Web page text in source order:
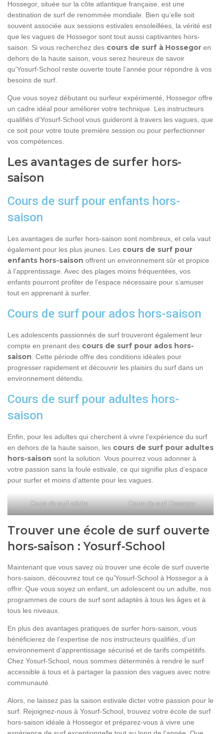
Hossegor, située sur la côte atlantique française, est une
destination de surf de renommée mondiale. Bien qu’elle soit
souvent associée aux sessions estivales ensoleillées, la vérité est
que les vagues de Hossegor sont tout aussi captivantes hors-
saison. Si vous recherchez des cours de surf à Hossegor en
dehors de la haute saison, vous serez heureux de savoir
qu’Yosurf-School reste ouverte toute l’année pour répondre à vos
besoins de surf.
Que vous soyez débutant ou surfeur expérimenté, Hossegor offre
un cadre idéal pour améliorer votre technique. Les instructeurs
qualifiés d’Yosurf-School vous guideront à travers les vagues, que
ce soit pour votre toute première session ou pour perfectionner
vos compétences.
Les avantages de surfer hors-
saison
Cours de surf pour enfants hors-
saison
Les avantages de surfer hors-saison sont nombreux, et cela vaut
également pour les plus jeunes. Les cours de surf pour
enfants hors-saison offrent un environnement sûr et propice
à l’apprentissage. Avec des plages moins fréquentées, vos
enfants pourront profiter de l’espace nécessaire pour s’amuser
tout en apprenant à surfer.
Cours de surf pour ados hors-saison
Les adolescents passionnés de surf trouveront également leur
compte en prenant des cours de surf pour ados hors-
saison . Cette période offre des conditions idéales pour
progresser rapidement et découvrir les plaisirs du surf dans un
environnement détendu.
Cours de surf pour adultes hors-
saison
Enfin, pour les adultes qui cherchent à vivre l’expérience du surf
en dehors de la haute saison, les cours de surf pour adultes
hors-saison sont la solution. Vous pourrez vous adonner à
votre passion sans la foule estivale, ce qui signifie plus d’espace
pour surfer et moins d’attente pour les vagues.
Cours de surf adulte Cours de surf Hossegor
Trouver une école de surf ouverte
hors-saison : Yosurf-School
Maintenant que vous savez où trouver une école de surf ouverte
hors-saison, découvrez tout ce qu’Yosurf-School à Hossegor a à
offrir. Que vous soyez un enfant, un adolescent ou un adulte, nos
programmes de cours de surf sont adaptés à tous les âges et à
tous les niveaux.
En plus des avantages pratiques de surfer hors-saison, vous
bénéficierez de l’expertise de nos instructeurs qualifiés, d’un
environnement d’apprentissage sécurisé et de tarifs compétitifs.
Chez Yosurf-School, nous sommes déterminés à rendre le surf
accessible à tous et à partager la passion des vagues avec notre
communauté.
Alors, ne laissez pas la saison estivale dicter votre passion pour le
surf. Rejoignez-nous à Yosurf-School, trouvez votre école de surf
hors-saison idéale à Hossegor et préparez-vous à vivre une